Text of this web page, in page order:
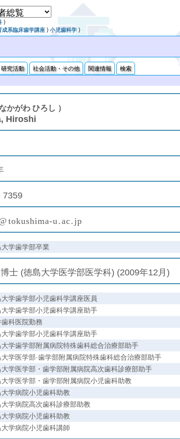
⟩
成系臨床歯学講座 ⟩小児歯科学 ⟩
研究活動 社会活動・その他 関連情報
検索
なかがわ ひろし ）
Hiroshi
7359
tokushima-u.ac. jp
学歯学部卒業
士 (徳島大学医学部医学科) (2009年12月)
学歯学部小児歯科学講座医員
大学歯学部小児歯科学講座助手
科医院勤務
大学歯学部小児歯科学講座助手
大学歯学部附属病院特殊歯科総合治療部助手
学医学部·歯学部附属病院特殊歯科総合治療部助手
大学医学部・歯学部附属病院高次歯科診療部助手
大学医学部・歯学部附属病院小児歯科助教
大学病院小児歯科助教
大学病院高次歯科診療部助教
大学病院小児歯科助教
大学病院小児歯科講師